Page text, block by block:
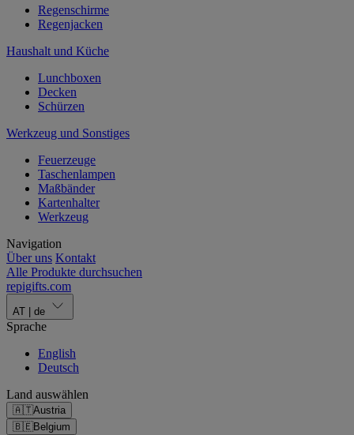
Regenschirme
Regenjacken
Haushalt und Küche
Lunchboxen
Decken
Schürzen
Werkzeug und Sonstiges
Feuerzeuge
Taschenlampen
Maßbänder
Kartenhalter
Werkzeug
Navigation
Über uns Kontakt
Alle Produkte durchsuchen
repigifts.com
AT de
Sprache
English
Deutsch
Land auswählen
🇦🇹Austria
🇧🇪Belgium